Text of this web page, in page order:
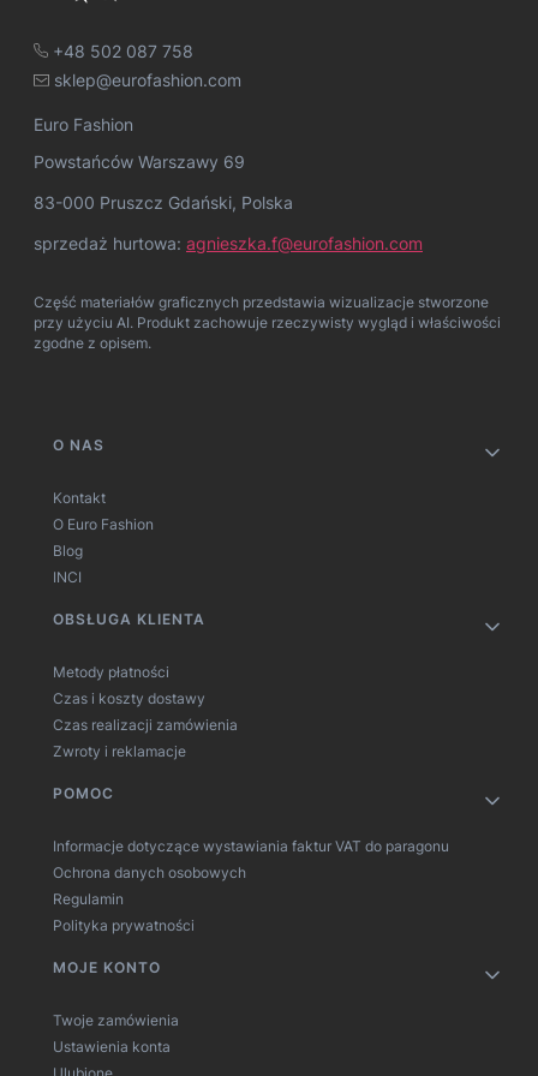
+48 502 087 758
sklep@eurofashion.com
Euro Fashion
Powstańców Warszawy 69
83-000 Pruszcz Gdański, Polska
sprzedaż hurtowa: agnieszka.f@eurofashion.com
Część materiałów graficznych przedstawia wizualizacje stworzone
przy użyciu AI. Produkt zachowuje rzeczywisty wygląd i właściwości
zgodne z opisem.
Linki w stopce
O NAS
Kontakt
O Euro Fashion
Blog
INCI
OBSŁUGA KLIENTA
Metody płatności
Czas i koszty dostawy
Czas realizacji zamówienia
Zwroty i reklamacje
POMOC
Informacje dotyczące wystawiania faktur VAT do paragonu
Ochrona danych osobowych
Regulamin
Polityka prywatności
MOJE KONTO
Twoje zamówienia
Ustawienia konta